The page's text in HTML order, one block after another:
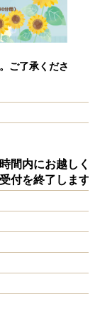
ご了承くださ
間内にお越しく
付を終了します